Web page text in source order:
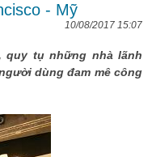
- Mỹ
10/08/2017 15:07
quy tụ những nhà lãnh
dùng đam mê công